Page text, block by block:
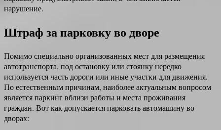
нарушение.
Штраф за парковку во дворе
Помимо специально организованных мест для размещения
автотранспорта, под остановку или стоянку нередко
используется часть дороги или иные участки для движения.
По естественным причинам, наиболее актуальным вопросом
является паркинг вблизи работы и места проживания
граждан. Вот как допускается парковать автомашину во
дворах: